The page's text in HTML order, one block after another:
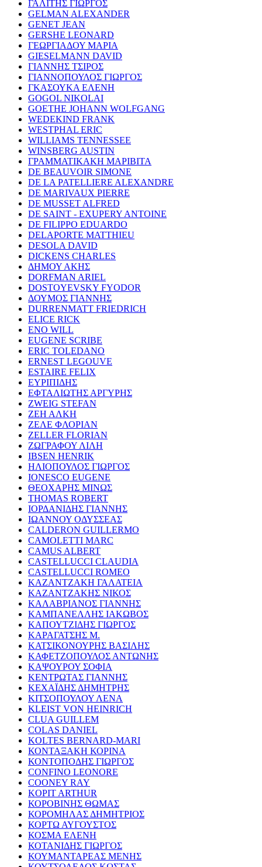
ΓΑΛΙΤΗΣ ΓΙΩΡΓΟΣ
GELMAN ALEXANDER
GENET JEAN
GERSHE LEONARD
ΓΕΩΡΓΙΑΔΟΥ ΜΑΡΙΑ
GIESELMANN DAVID
ΓΙΑΝΝΗΣ ΤΣΙΡΟΣ
ΓΙΑΝΝΟΠΟΥΛΟΣ ΓΙΩΡΓΟΣ
ΓΚΑΣΟΥΚΑ ΕΛΕΝΗ
GOGOL NIKOLAI
GOETHE JOHANN WOLFGANG
WEDEKIND FRANK
WESTPHAL ERIC
WILLIAMS TENNESSEE
WINSBERG AUSTIN
ΓΡΑΜΜΑΤΙΚΑΚΗ ΜΑΡΙΒΙΤΑ
DE BEAUVOIR SIMONE
DE LA PATELLIERE ALEXANDRE
DE MARIVAUX PIERRE
DE MUSSET ALFRED
DE SAINT - EXUPERY ANTOINE
DE FILIPPO EDUARDO
DELAPORTE MATTHIEU
DESOLA DAVID
DICKENS CHARLES
ΔΗΜΟΥ ΑΚΗΣ
DORFMAN ARIEL
DOSTOYEVSKY FYODOR
ΔΟΥΜΟΣ ΓΙΑΝΝΗΣ
DURRENMATT FRIEDRICH
ELICE RICK
ENO WILL
EUGENE SCRIBE
ERIC TOLEDANO
ERNEST LEGOUVE
ESTAIRE FELIX
ΕΥΡΙΠΙΔΗΣ
ΕΦΤΑΛΙΩΤΗΣ ΑΡΓΥΡΗΣ
ZWEIG STEFAN
ΖΕΗ ΑΛΚΗ
ΖΕΛΕ ΦΛΟΡΙΑΝ
ZELLER FLORIAN
ΖΩΓΡΑΦΟΥ ΛΙΛΗ
IBSEN HENRIK
ΗΛΙΟΠΟΥΛΟΣ ΓΙΩΡΓΟΣ
IONESCO EUGENE
ΘΕΟΧΑΡΗΣ ΜΙΝΩΣ
THOMAS ROBERT
ΙΟΡΔΑΝΙΔΗΣ ΓΙΑΝΝΗΣ
ΙΩΑΝΝΟΥ ΟΔΥΣΣΕΑΣ
CALDERON GUILLERMO
CAMOLETTI MARC
CAMUS ALBERT
CASTELLUCCI CLAUDIA
CASTELLUCCI ROMEO
ΚΑΖΑΝΤΖΑΚΗ ΓΑΛΑΤΕΙΑ
ΚΑΖΑΝΤΖΑΚΗΣ ΝΙΚΟΣ
ΚΑΛΑΒΡΙΑΝΟΣ ΓΙΑΝΝΗΣ
ΚΑΜΠΑΝΕΛΛΗΣ ΙΑΚΩΒΟΣ
ΚΑΠΟΥΤΖΙΔΗΣ ΓΙΩΡΓΟΣ
ΚΑΡΑΓΑΤΣΗΣ Μ.
ΚΑΤΣΙΚΟΝΟΥΡΗΣ ΒΑΣΙΛΗΣ
ΚΑΦΕΤΖΟΠΟΥΛΟΣ ΑΝΤΩΝΗΣ
ΚΑΨΟΥΡΟΥ ΣΟΦΙΑ
ΚΕΝΤΡΩΤΑΣ ΓΙΑΝΝΗΣ
ΚΕΧΑΪΔΗΣ ΔΗΜΗΤΡΗΣ
ΚΙΤΣΟΠΟΥΛΟΥ ΛΕΝΑ
KLEIST VON HEINRICH
CLUA GUILLEM
COLAS DANIEL
KOLTES BERNARD-MARI
ΚΟΝΤΑΞΑΚΗ ΚΟΡΙΝΑ
ΚΟΝΤΟΠΟΔΗΣ ΓΙΩΡΓΟΣ
CONFINO LEONORE
COONEY RAY
KOPIT ARTHUR
ΚΟΡΟΒΙΝΗΣ ΘΩΜΑΣ
ΚΟΡΟΜΗΛΑΣ ΔΗΜΗΤΡΙΟΣ
ΚΟΡΤΩ ΑΥΓΟΥΣΤΟΣ
ΚΟΣΜΑ ΕΛΕΝΗ
ΚΟΤΑΝΙΔΗΣ ΓΙΩΡΓΟΣ
ΚΟΥΜΑΝΤΑΡΕΑΣ ΜΕΝΗΣ